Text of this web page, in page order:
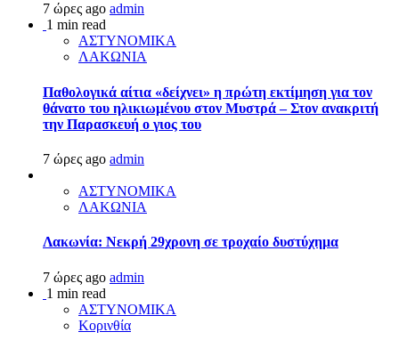
7 ώρες ago admin
1 min read
ΑΣΤΥΝΟΜΙΚΑ
ΛΑΚΩΝΙΑ
Παθολογικά αίτια «δείχνει» η πρώτη εκτίμηση για τον
θάνατο του ηλικιωμένου στον Μυστρά – Στον ανακριτή
την Παρασκευή ο γιος του
7 ώρες ago admin
ΑΣΤΥΝΟΜΙΚΑ
ΛΑΚΩΝΙΑ
Λακωνία: Νεκρή 29χρονη σε τροχαίο δυστύχημα
7 ώρες ago admin
1 min read
ΑΣΤΥΝΟΜΙΚΑ
Κορινθία